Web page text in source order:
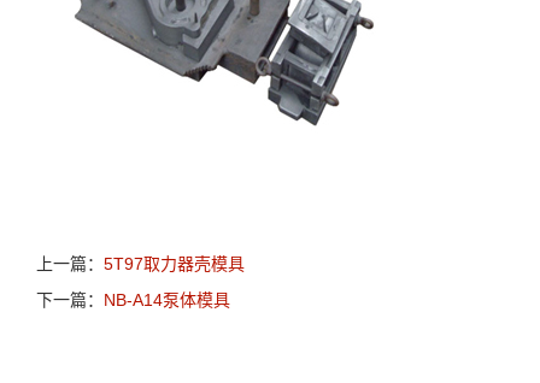
上一篇： 5T97取力器壳模具
下一篇： NB-A14泵体模具